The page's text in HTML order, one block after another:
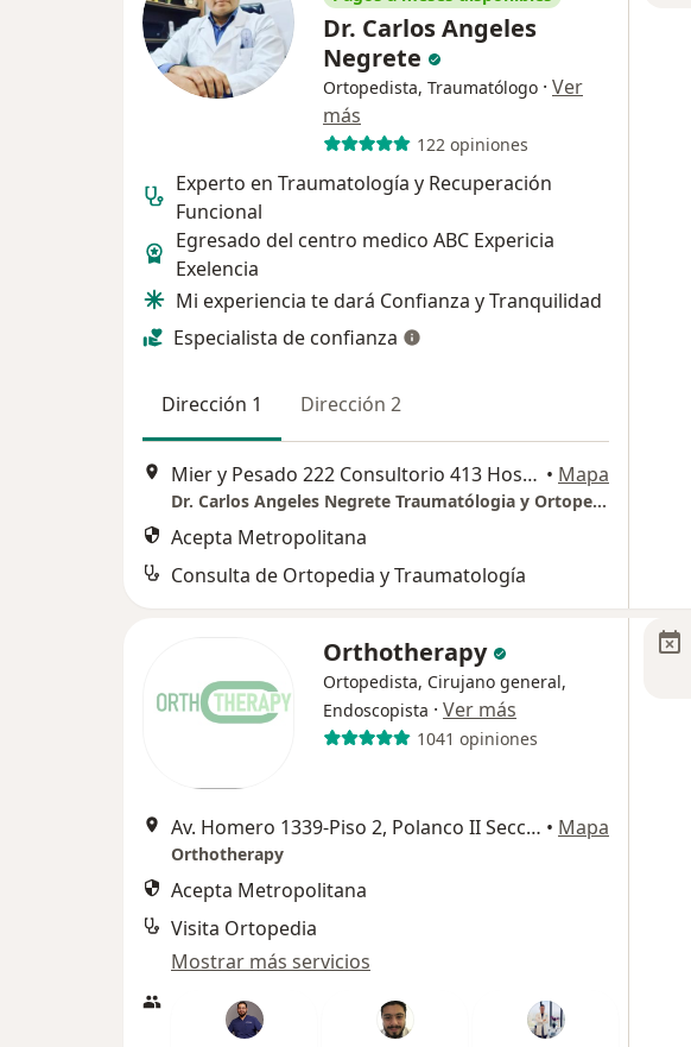
Dr. Carlos Angeles
Negrete
Ortopedista, Traumatólogo · Ver
más
122 opiniones
Experto en Traumatología y Recuperación
Funcional
Egresado del centro medico ABC Expericia
Exelencia
Mi experiencia te dará Confianza y Tranquilidad
Especialista de confianza
Dirección 1 Dirección 2
Mier y Pesado 222 Consultorio 413 Hospital San Angel Inn del Valle, Benito Juárez • Mapa
Dr. Carlos Angeles Negrete Traumatólogia y Ortopedia, Hospital San Angel Inn de Valle consultorio 413
Acepta Metropolitana
Consulta de Ortopedia y Traumatología
Orthotherapy
Ortopedista, Cirujano general,
Endoscopista · Ver más
1041 opiniones
Av. Homero 1339-Piso 2, Polanco II Seccion, Miguel Hidalgo • Mapa
Orthotherapy
Acepta Metropolitana
Visita Ortopedia
Mostrar más servicios